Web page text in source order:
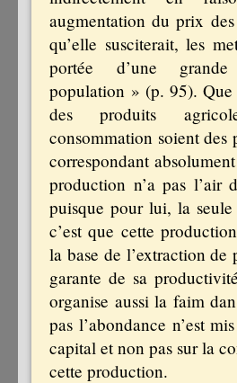
augmentation du prix
qu’elle susciterait, les
portée d’une
population » (p. 95).
des produits
consommation soient des
correspondant
production n’a pas l’air
puisque pour lui, la
c’est que cette
la base de l’extraction de
garante de sa
organise aussi la faim
pas l’abondance n’est
capital et non pas sur la
cette production.